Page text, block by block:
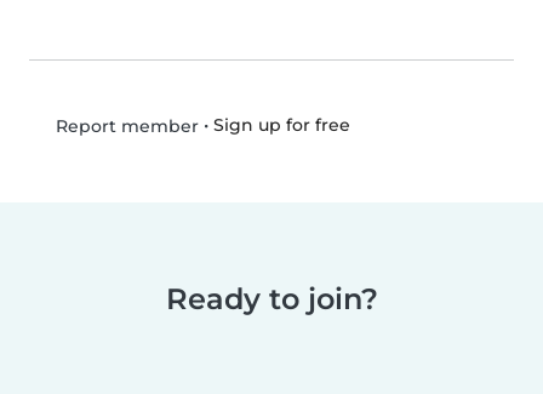
Report member• Sign up for free
Ready to join?